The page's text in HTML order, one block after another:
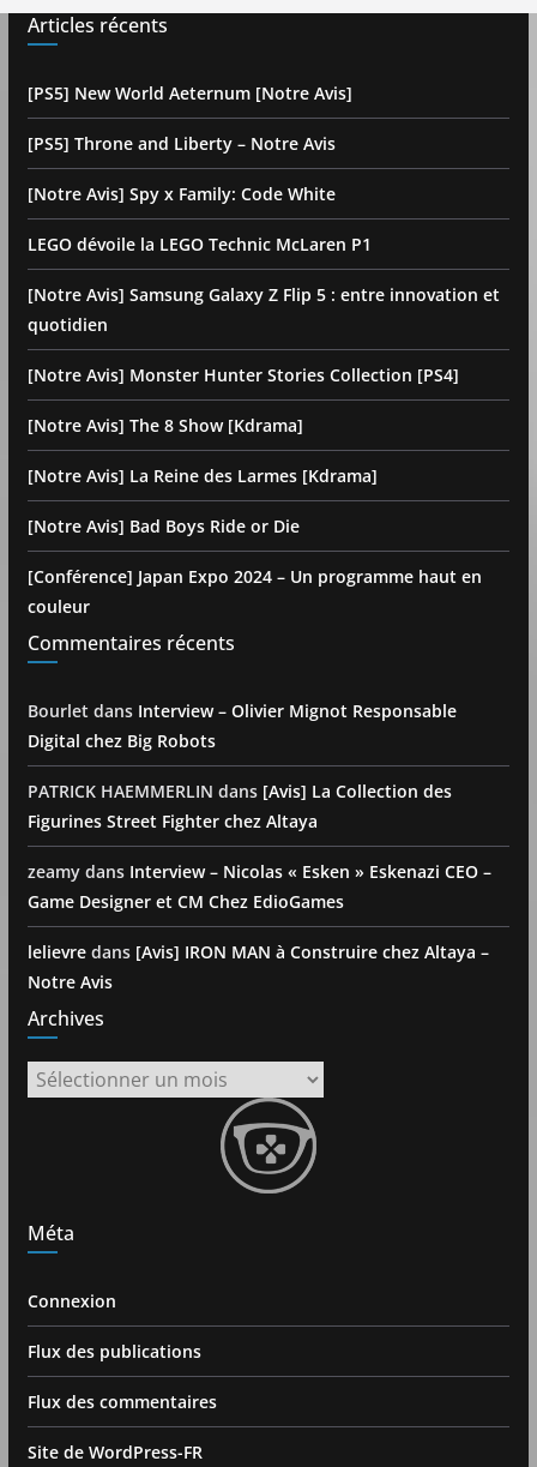
Articles récents
[PS5] New World Aeternum [Notre Avis]
[PS5] Throne and Liberty – Notre Avis
[Notre Avis] Spy x Family: Code White
LEGO dévoile la LEGO Technic McLaren P1
[Notre Avis] Samsung Galaxy Z Flip 5 : entre innovation et
quotidien
[Notre Avis] Monster Hunter Stories Collection [PS4]
[Notre Avis] The 8 Show [Kdrama]
[Notre Avis] La Reine des Larmes [Kdrama]
[Notre Avis] Bad Boys Ride or Die
[Conférence] Japan Expo 2024 – Un programme haut en
couleur
Commentaires récents
Bourlet dans Interview – Olivier Mignot Responsable
Digital chez Big Robots
PATRICK HAEMMERLIN dans [Avis] La Collection des
Figurines Street Fighter chez Altaya
zeamydans Interview – Nicolas « Esken » Eskenazi CEO –
Game Designer et CM Chez EdioGames
lelievredans [Avis] IRON MAN à Construire chez Altaya –
Notre Avis
Archives
Archives
Méta
Connexion
Flux des publications
Flux des commentaires
Site de WordPress-FR